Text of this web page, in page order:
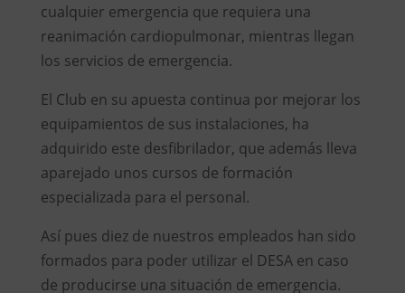
cualquier emergencia que requiera una
reanimación cardiopulmonar, mientras llegan
los servicios de emergencia.
El Club en su apuesta continua por mejorar los
equipamientos de sus instalaciones, ha
adquirido este desfibrilador, que además lleva
aparejado unos cursos de formación
especializada para el personal.
Así pues diez de nuestros empleados han sido
formados para poder utilizar el DESA en caso
de producirse una situación de emergencia.